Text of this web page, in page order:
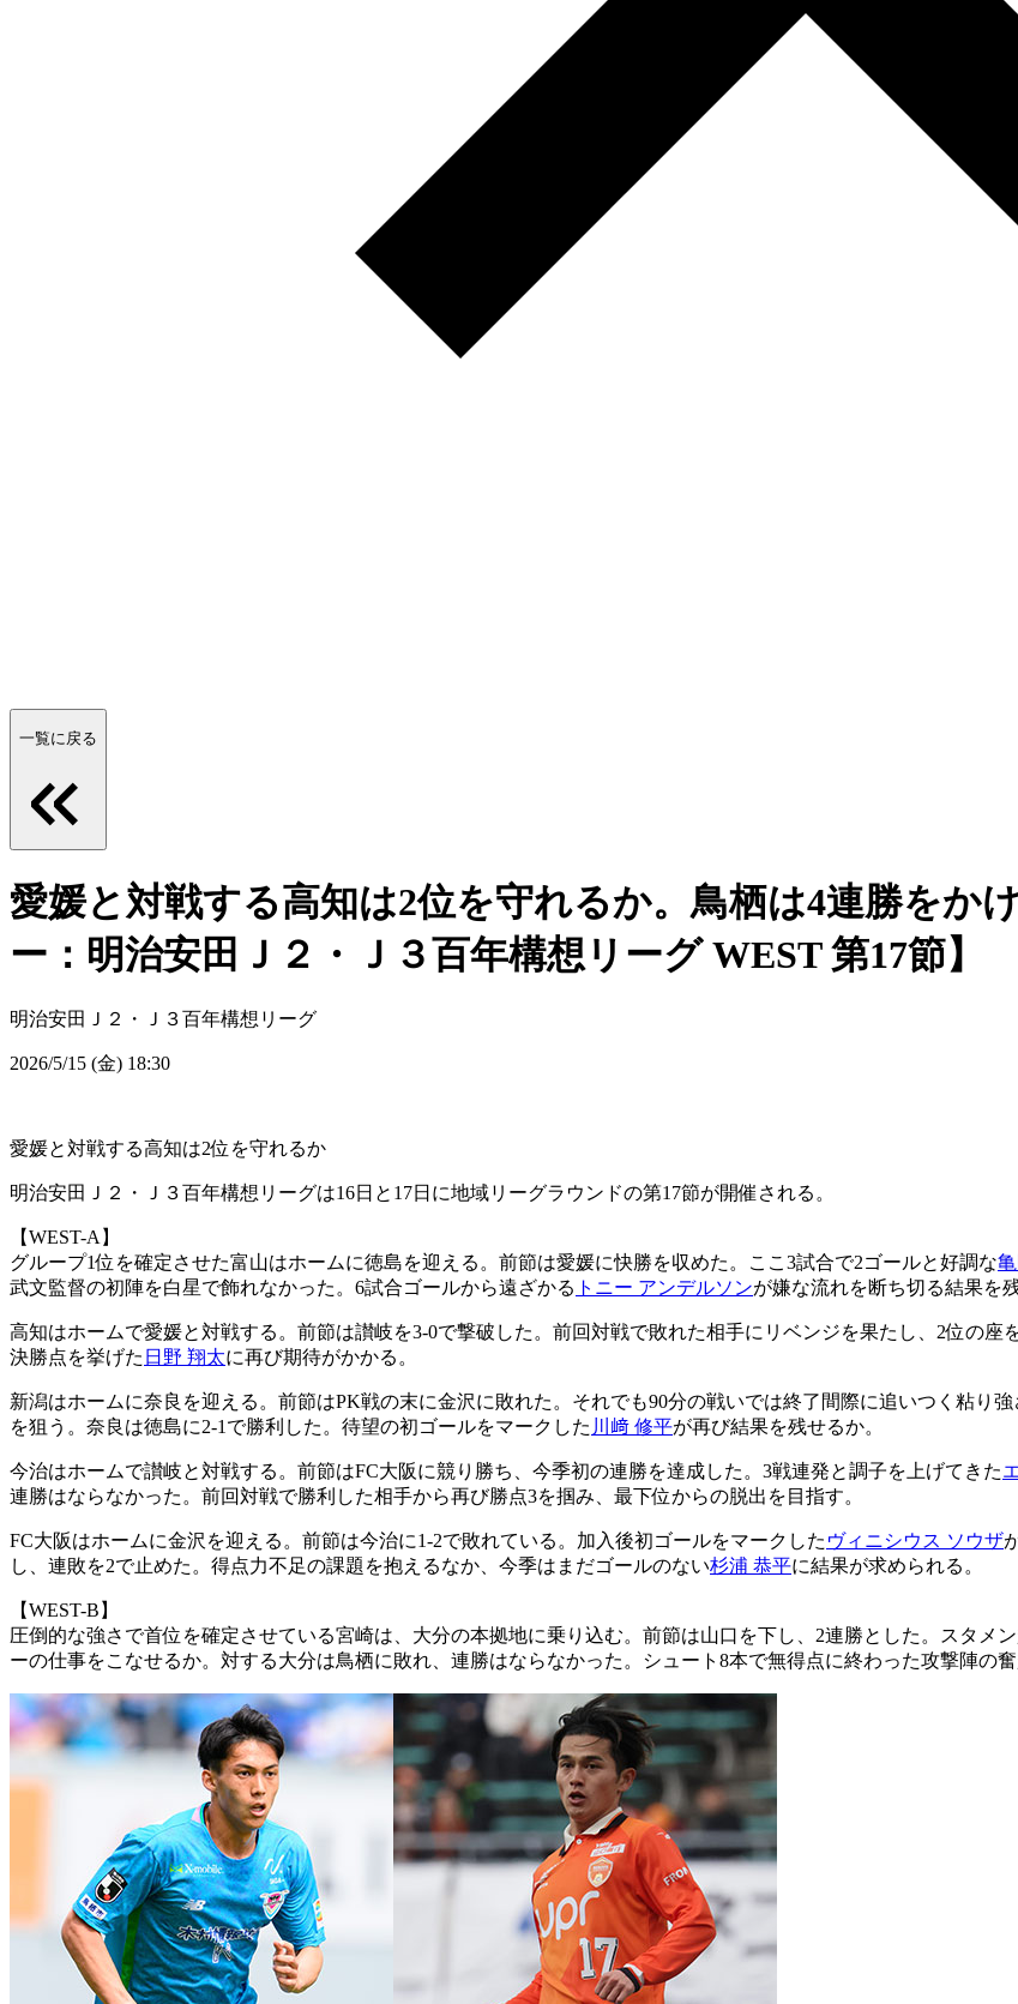
一覧に戻る
愛媛と対戦する高知は2位を守れるか。鳥栖は4連勝をか
ー：明治安田Ｊ２・Ｊ３百年構想リーグ WEST 第17節】
明治安田Ｊ２・Ｊ３百年構想リーグ
2026/5/15 (金) 18:30
愛媛と対戦する高知は2位を守れるか
明治安田Ｊ２・Ｊ３百年構想リーグは16日と17日に地域リーグラウンドの第17節が開催される。
【WEST-A】
グループ1位を確定させた富山はホームに徳島を迎える。前節は愛媛に快勝を収めた。ここ3試合で2ゴールと好調な
武文監督の初陣を白星で飾れなかった。6試合ゴールから遠ざかる トニー アンデルソンが嫌な流れを断ち切る結果を
高知はホームで愛媛と対戦する。前節は讃岐を3-0で撃破した。前回対戦で敗れた相手にリベンジを果たし、2位の
決勝点を挙げた 日野 翔太に再び期待がかかる。
新潟はホームに奈良を迎える。前節はPK戦の末に金沢に敗れた。それでも90分の戦いでは終了間際に追いつく粘り
を狙う。奈良は徳島に2-1で勝利した。待望の初ゴールをマークした 川﨑 修平が再び結果を残せるか。
今治はホームで讃岐と対戦する。前節はFC大阪に競り勝ち、今季初の連勝を達成した。3戦連発と調子を上げてきた
連勝はならなかった。前回対戦で勝利した相手から再び勝点3を掴み、最下位からの脱出を目指す。
FC大阪はホームに金沢を迎える。前節は今治に1-2で敗れている。加入後初ゴールをマークした ヴィニシウス ソウザ
し、連敗を2で止めた。得点力不足の課題を抱えるなか、今季はまだゴールのない杉浦 恭平に結果が求められる。
【WEST-B】
圧倒的な強さで首位を確定させている宮崎は、大分の本拠地に乗り込む。前節は山口を下し、2連勝とした。スタメ
ーの仕事をこなせるか。対する大分は鳥栖に敗れ、連勝はならなかった。シュート8本で無得点に終わった攻撃陣の奮